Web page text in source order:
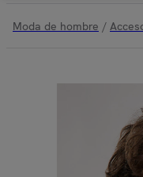
Moda de hombre /